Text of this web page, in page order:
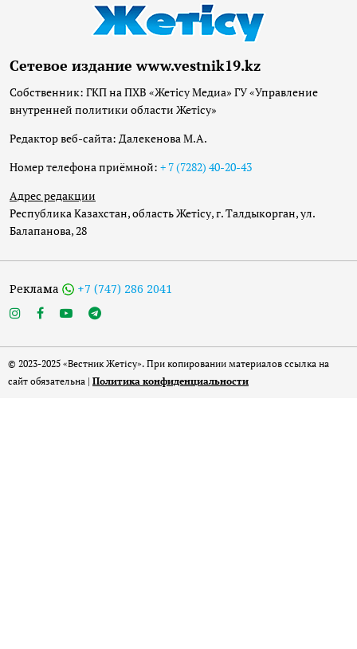
Сетевое издание www.vestnik19.kz
Собственник: ГКП на ПХВ «Жетісу Медиа» ГУ «Управление
внутренней политики области Жетісу»
Редактор веб-сайта: Далекенова М.А.
Номер телефона приёмной: + 7 (7282) 40-20-43
Адрес редакции
Республика Казахстан, область Жетісу, г. Талдыкорган, ул.
Балапанова, 28
Реклама +7 (747) 286 2041
© 2023-2025 «Вестник Жетісу». При копировании материалов ссылка на
сайт обязательна | Политика конфиденциальности